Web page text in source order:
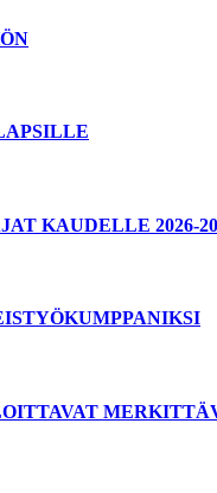
KAUDELLE 2026-